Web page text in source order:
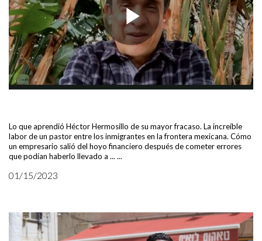
Lo que aprendió Héctor Hermosillo de su mayor fracaso. La increíble
labor de un pastor entre los inmigrantes en la frontera mexicana. Cómo
un empresario salió del hoyo financiero después de cometer errores
que podían haberlo llevado a ... ...
01/15/2023